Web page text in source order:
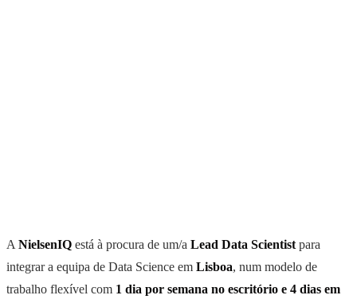
A NielsenIQ está à procura de um/a Lead Data Scientist para
integrar a equipa de Data Science em Lisboa, num modelo de
trabalho flexível com 1 dia por semana no escritório e 4 dias em